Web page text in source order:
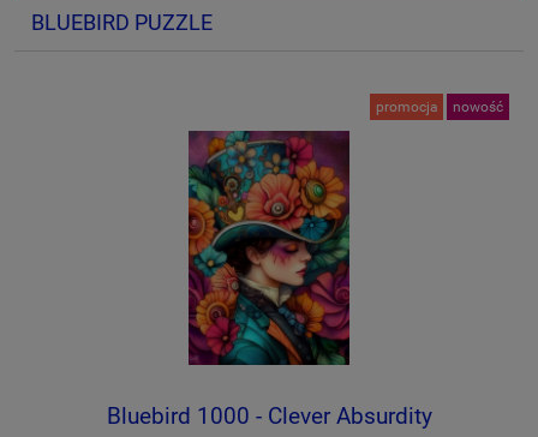
BLUEBIRD PUZZLE
Bluebird 1000 - Clever Absurdity
promocja nowość